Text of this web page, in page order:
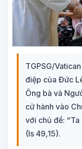
TGPSG/
điệp của Đức
Ông bà và
cử hành vào
với chủ đề:
(Is 49,15).